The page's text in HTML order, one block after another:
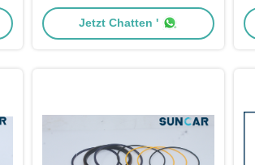
VOE11708734 Siegel-Kits
Jetzt Chatten '